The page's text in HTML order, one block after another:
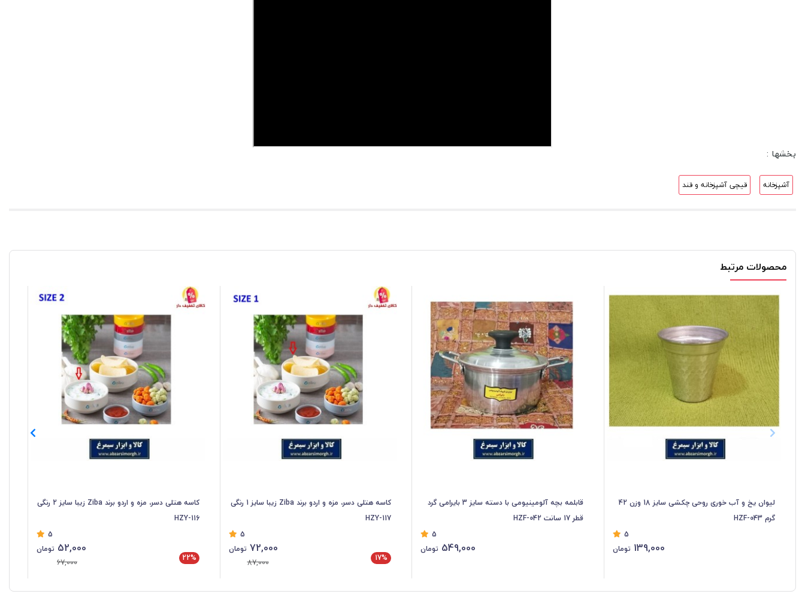
بخشها :
آشپزخانه قیچی آشپزخانه و قند
محصولات مرتبط
لیوان یخ و آب خوری روحی چکشی سایز 18 وزن 42
گرم HZF-043
5
139,000 تومان
قابلمه بچه آلومینیومی با دسته سایز 3 بایرامی گرد
قطر 17 سانت HZF-042
5
549,000 تومان
کاسه هتلی دسر، مزه و اردو برند Ziba زیبا سایز 1 رنگی
HZY-117
5
17%
72,000 تومان
87,000
کاسه هتلی دسر، مزه و اردو برند Ziba زیبا سایز 2 رنگی
HZY-116
5
22%
52,000 تومان
67,000